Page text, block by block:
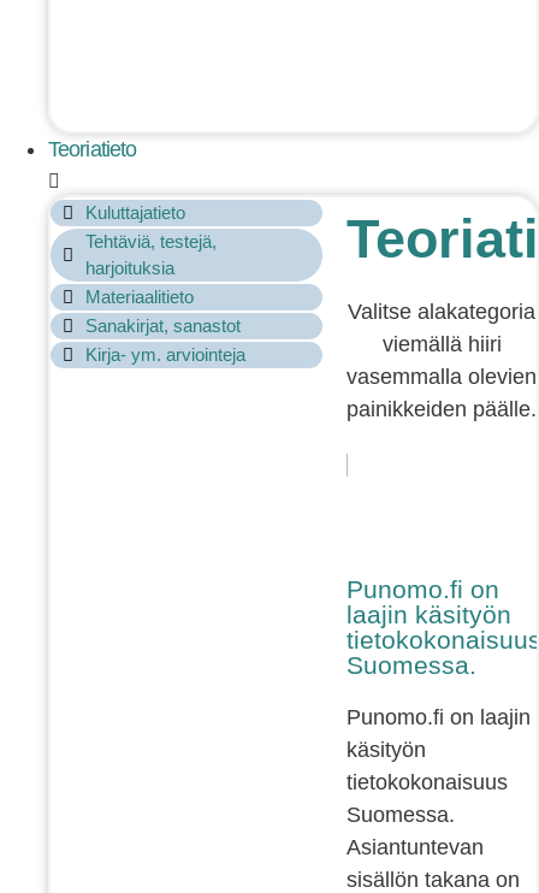
Teoriatieto
Kuluttajatieto
Tehtäviä, testejä,
harjoituksia
Materiaalitieto
Sanakirjat, sanastot
Kirja- ym. arviointeja
Valitse alakategoria
viemällä hiiri
vasemmalla olevien
painikkeiden päälle.
Punomo.fi on
laajin käsityön
Suomessa.
Punomo.fi on laajin
käsityön
tietokokonaisuus
Suomessa.
Asiantuntevan
sisällön takana on